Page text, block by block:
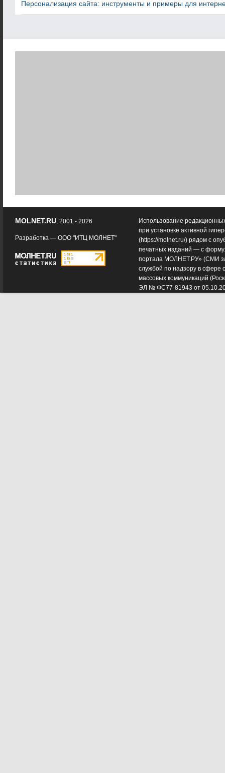
Персонализация сайта: инструменты и примеры для
Использование
при установке активной
(https://molnet.ru/) рядом с
печатных изданий — с
портала МОЛНЕТ.РУ» (СМИ
службой по надзору в сфере
массовых коммуникаций
ЭЛ № ФС77-81943 от
MOLNET.RU, 2001 - 2026
Разработка — ООО "ИТЦ МОЛНЕТ"